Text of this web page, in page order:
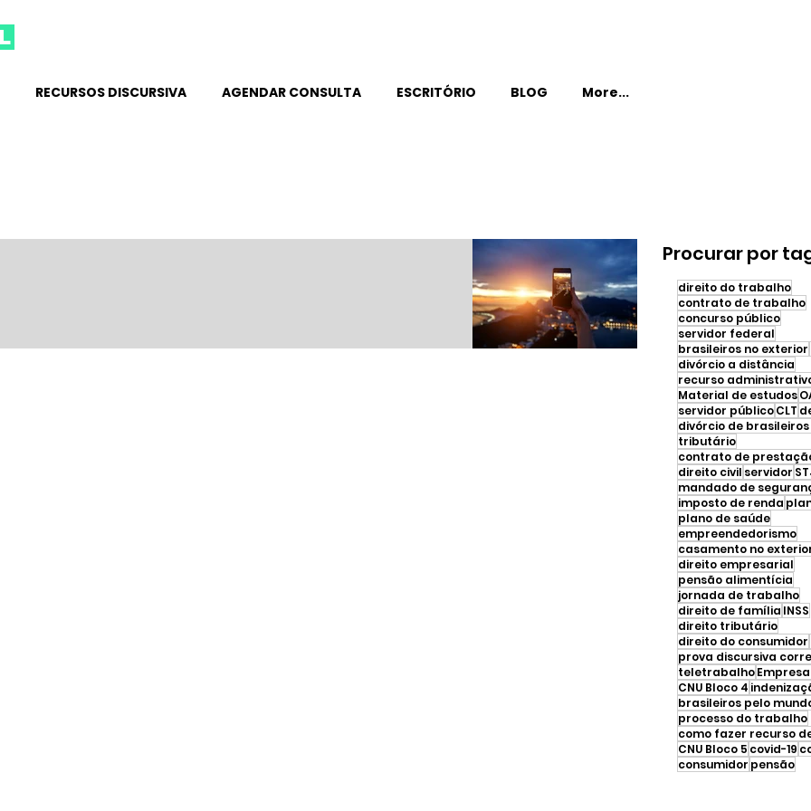
RECURSOS DISCURSIVA AGENDAR CONSULTA ESCRITÓRIO BLOG More...
Procurar por
direito do trabalho
contrato de trabalho
concurso público
servidor federal
brasileiros no exterior
divórcio a distância
recurso
Material de estudos
servidor públicoCLT
tributário
direito civil servidor
mandado de
imposto de renda
plano de saúde
empreendedorismo
casamento no
direito empresarial
pensão alimentícia
jornada de trabalho
direito de família INSS
direito tributário
direito do consumidor
prova discursiva
teletrabalho
CNU Bloco 4
brasileiros pelo
processo do trabalho
CNU Bloco 5 covid-19
consumidor pensão